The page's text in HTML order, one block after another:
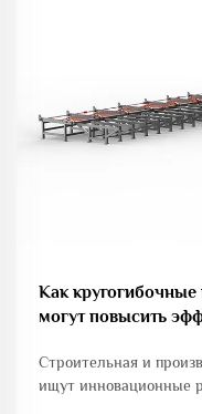
Как
могут повысить
Строительная и
ищут инновационные